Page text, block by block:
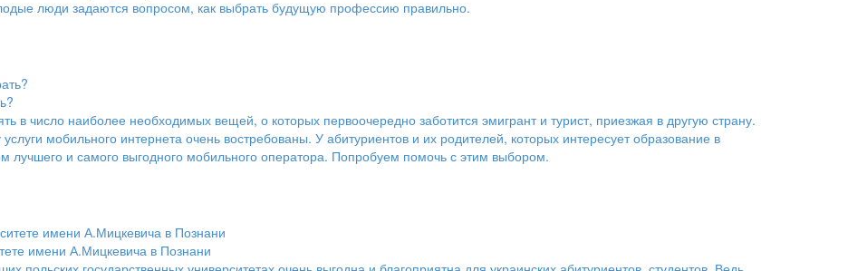
люди задаются вопросом, как выбрать будущую профессию правильно.
в число наиболее необходимых вещей, о которых первоочередно заботится эмигрант и турист, приезжая в другую страну.
мобильного интернета очень востребованы. У абитуриентов и их родителей, которых интересует образование в
и самого выгодного мобильного оператора. Попробуем помочь с этим выбором.
имени А.Мицкевича в Познани